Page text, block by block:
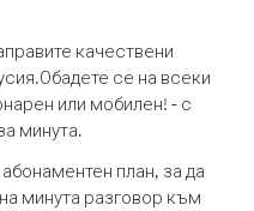
качествени
Обадете се на всеки
или мобилен! - с
минута.
план, за да
минута разговор към